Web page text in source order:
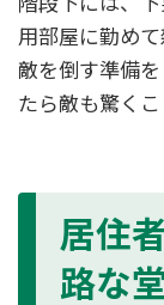
用部屋に勤め
敵を倒す準備
たら敵も驚くこ
居住
路な